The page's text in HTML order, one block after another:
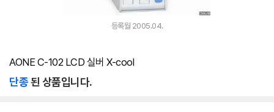
등록월 2005.04.
AONE C-102 LCD 실버 X-cool
단종된 상품입니다.